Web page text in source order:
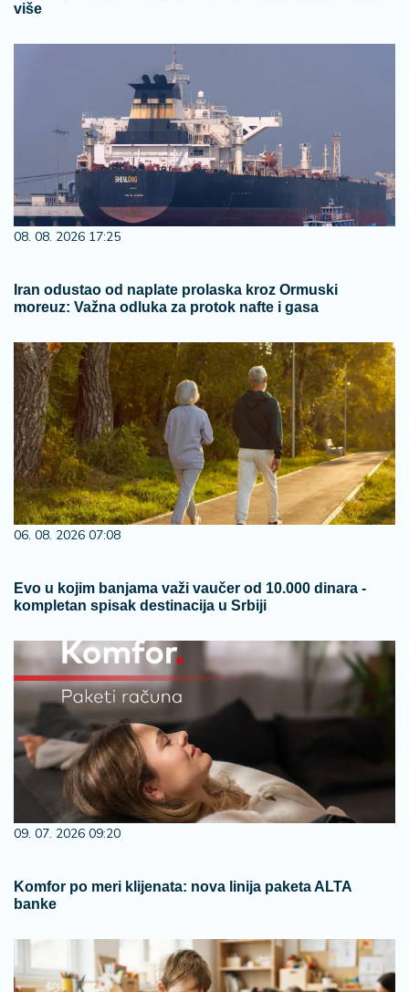
više
08. 08. 2026 17:25
Iran odustao od naplate prolaska kroz Ormuski
moreuz: Važna odluka za protok nafte i gasa
06. 08. 2026 07:08
Evo u kojim banjama važi vaučer od 10.000 dinara -
kompletan spisak destinacija u Srbiji
09. 07. 2026 09:20
Komfor po meri klijenata: nova linija paketa ALTA
banke